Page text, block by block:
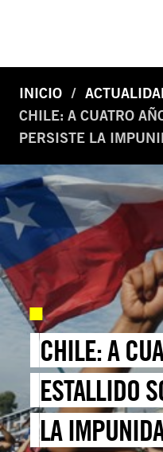
INICIO
CHILE: A CUATRO
PERSISTE LA
CHILE: A
ESTALLIDO
LA